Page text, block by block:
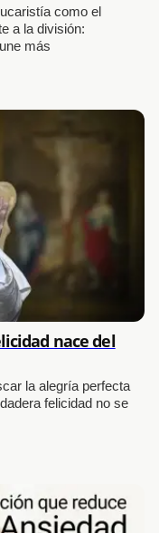
como el
a la división:
más
nace del
la alegría perfecta
felicidad no se